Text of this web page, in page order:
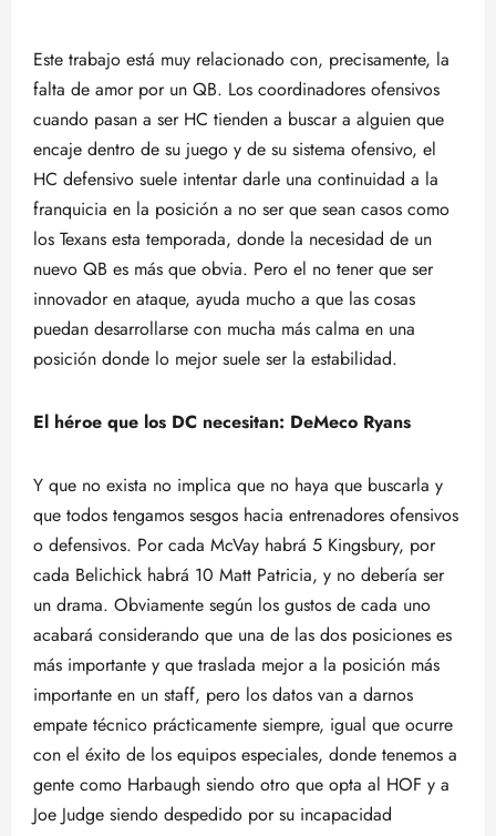
Este trabajo está muy relacionado con, precisamente, la
falta de amor por un QB. Los coordinadores ofensivos
cuando pasan a ser HC tienden a buscar a alguien que
encaje dentro de su juego y de su sistema ofensivo, el
HC defensivo suele intentar darle una continuidad a la
franquicia en la posición a no ser que sean casos como
los Texans esta temporada, donde la necesidad de un
nuevo QB es más que obvia. Pero el no tener que ser
innovador en ataque, ayuda mucho a que las cosas
puedan desarrollarse con mucha más calma en una
posición donde lo mejor suele ser la estabilidad.
El héroe que los DC necesitan: DeMeco Ryans
Y que no exista no implica que no haya que buscarla y
que todos tengamos sesgos hacia entrenadores ofensivos
o defensivos. Por cada McVay habrá 5 Kingsbury, por
cada Belichick habrá 10 Matt Patricia, y no debería ser
un drama. Obviamente según los gustos de cada uno
acabará considerando que una de las dos posiciones es
más importante y que traslada mejor a la posición más
importante en un staff, pero los datos van a darnos
empate técnico prácticamente siempre, igual que ocurre
con el éxito de los equipos especiales, donde tenemos a
gente como Harbaugh siendo otro que opta al HOF y a
Joe Judge siendo despedido por su incapacidad